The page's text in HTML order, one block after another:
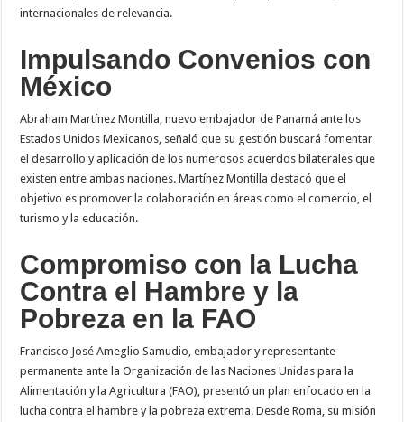
internacionales de relevancia.
Impulsando Convenios con
México
Abraham Martínez Montilla, nuevo embajador de Panamá ante los
Estados Unidos Mexicanos, señaló que su gestión buscará fomentar
el desarrollo y aplicación de los numerosos acuerdos bilaterales que
existen entre ambas naciones. Martínez Montilla destacó que el
objetivo es promover la colaboración en áreas como el comercio, el
turismo y la educación.
Compromiso con la Lucha
Contra el Hambre y la
Pobreza en la FAO
Francisco José Ameglio Samudio, embajador y representante
permanente ante la Organización de las Naciones Unidas para la
Alimentación y la Agricultura (FAO), presentó un plan enfocado en la
lucha contra el hambre y la pobreza extrema. Desde Roma, su misión